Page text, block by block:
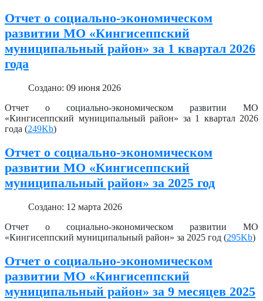
Отчет о социально-экономическом
развитии МО «Кингисеппский
муниципальный район» за 1 квартал 2026
года
Создано: 09 июня 2026
Отчет о социально-экономическом развитии МО
«Кингисеппский муниципальный район» за 1 квартал 2026
года (249Kb)
Отчет о социально-экономическом
развитии МО «Кингисеппский
муниципальный район» за 2025 год
Создано: 12 марта 2026
Отчет о социально-экономическом развитии МО
«Кингисеппский муниципальный район» за 2025 год (295Kb)
Отчет о социально-экономическом
развитии МО «Кингисеппский
муниципальный район» за 9 месяцев 2025